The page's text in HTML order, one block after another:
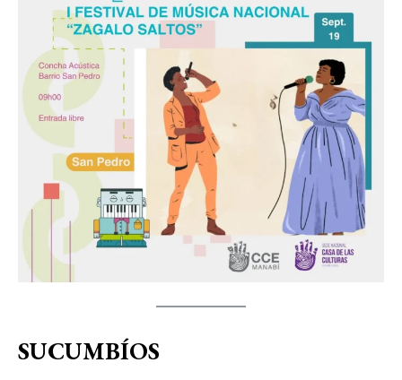
SUCUMBÍOS